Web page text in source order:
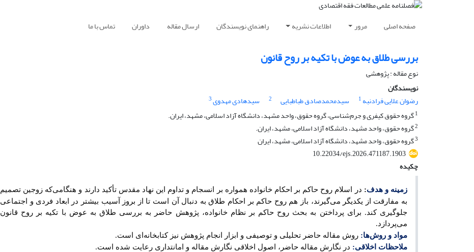
صفحه اصلی مرور اطلاعات نشریه راهنمای نویسندگان ارسال مقاله داوران تماس با ما
بررسی طلاق به عوض با تکیه بر روح قانون
نوع مقاله : پژوهشی
نویسندگان
رضوان علایی فرادنبه 1 سیدمحمدصادق طباطبایی 2 سیدهادی مهدوی3
1گروه حقوق کیفری و جرم‌شناسی، گروه حقوق، واحد مشهد، دانشگاه آزاد اسلامی، مشهد، ایران.
2گروه حقوق، واحد مشهد، دانشگاه آزاد اسلامی، مشهد، ایران.
3گروه حقوق، واحد مشهد، دانشگاه آزاد اسلامی، مشهد، ایران
10.22034/ejs.2026.471187.1903
چکیده
زمینه و هدف: در اسلام روح حاکم بر احکام خانواده همواره بر انسجام و تداوم این نهاد مقدس تأکید دارند و هنگامیکه زوجین تصمیم
به مفارقت از یکدیگر می‌گیرند، باز هم روح حاکم بر احکام طلاق به دنبال آن است تا از بروز آسیب بیشتر در ابعاد فردی و اجتماعی
جلوگیری کند. برای پرداختن به بحث روح حاکم بر نظام خانواده، پژوهش حاضر به بررسی طلاق به عوض با تکیه بر روح قانون
میپردازد.
مواد و روشها: روش مقاله حاضر تحلیلی و توصیفی و ابزار انجام پژوهش نیز کتابخانه ای است.
ملاحظات اخلاقی: در نگارش مقاله حاضر، اصول اخلاقی نگارش مقاله و امانتداری رعایت شده است.